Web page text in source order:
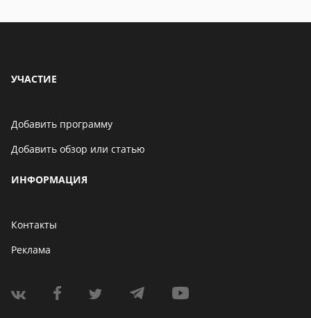
УЧАСТИЕ
Добавить программу
Добавить обзор или статью
ИНФОРМАЦИЯ
Контакты
Реклама